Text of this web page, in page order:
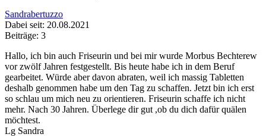
Sandrabertuzzo
Dabei seit: 20.08.2021
Beiträge: 3
Hallo, ich bin auch Friseurin und bei mir wurde Morbus Bechterew
vor zwölf Jahren festgestellt. Bis heute habe ich in dem Beruf
gearbeitet. Würde aber davon abraten, weil ich massig Tabletten
deshalb genommen habe um den Tag zu schaffen. Jetzt bin ich erst
so schlau um mich neu zu orientieren. Friseurin schaffe ich nicht
mehr. Nach 30 Jahren. Überlege dir gut ,ob du dich dafür quälen
möchtest.
Lg Sandra